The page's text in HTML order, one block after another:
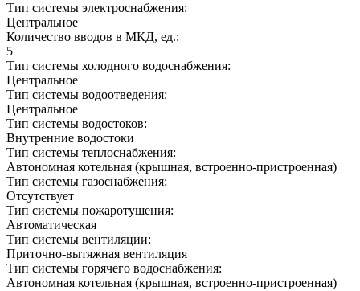
Тип системы электроснабжения:
Центральное
Количество вводов в МКД, ед.:
5
Тип системы холодного водоснабжения:
Центральное
Тип системы водоотведения:
Центральное
Тип системы водостоков:
Внутренние водостоки
Тип системы теплоснабжения:
Автономная котельная (крышная, встроенно-пристроенная)
Тип системы газоснабжения:
Отсутствует
Тип системы пожаротушения:
Автоматическая
Тип системы вентиляции:
Приточно-вытяжная вентиляция
Тип системы горячего водоснабжения:
Автономная котельная (крышная, встроенно-пристроенная)